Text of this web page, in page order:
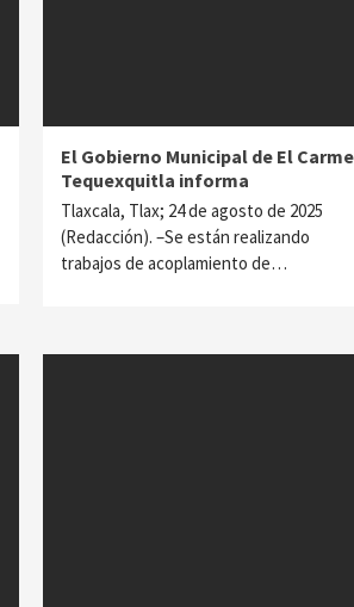
El Gobierno Municipal de El
Tequexquitla informa
Tlaxcala, Tlax; 24 de agosto de 2025
(Redacción). –Se están realizando
trabajos de acoplamiento de…